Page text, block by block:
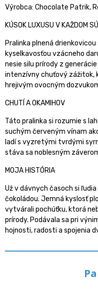
Výrobca: Chocolate Patrik,
KÚSOK LUXUSU V KAŽDOM
Pralinka plnená
kyselkavosťou vzácneho
nesie silu prírody z
intenzívny chuťový zážitok,
hrejivým ovocným dozvukom
CHUTÍ A OKAMIHOV
Táto pralinka si rozumie s
suchým červeným vínam
ladí s vyzretými tvrdými
stáva sa noblesným
MOJA HISTÓRIA
Už v dávnych časoch si
čokoládou. Jemná kyslosť
vytvárali pochúťku, ktorá
prírody. Podávala sa pri
hojnosti, radosti a spojenia